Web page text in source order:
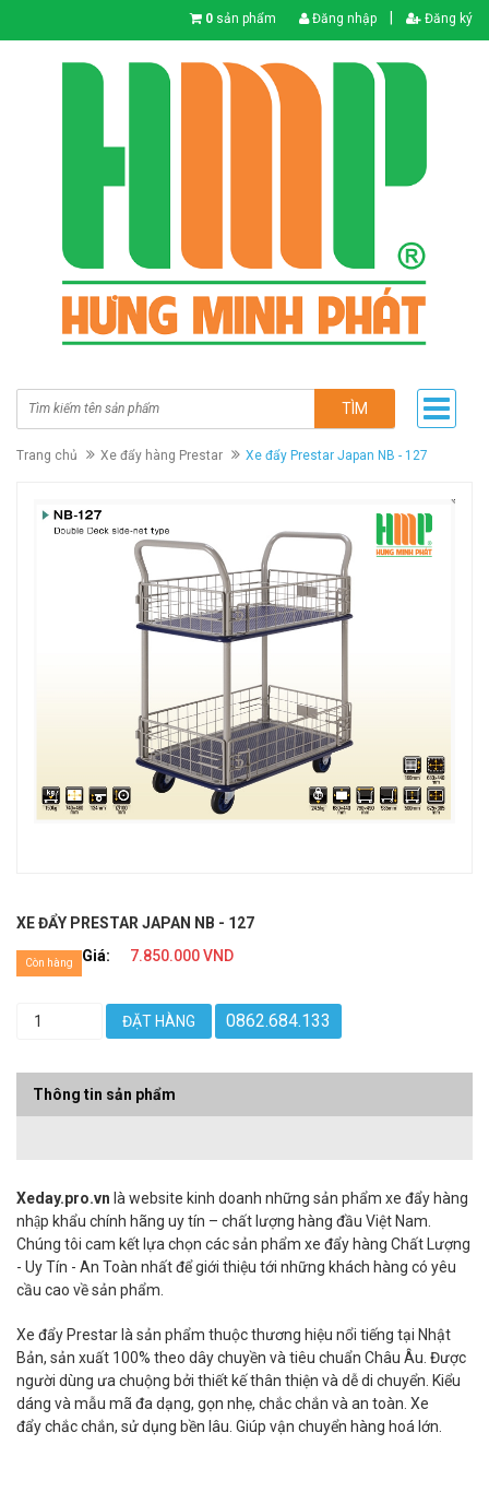
0 sản phẩm Đăng nhập Đăng ký
TÌM
Trang chủ Xe đẩy hàng Prestar Xe đẩy Prestar Japan NB - 127
XE ĐẨY PRESTAR JAPAN NB - 127
Giá:
7.850.000 VND
Còn hàng
ĐẶT HÀNG 0862.684.133
Thông tin sản phẩm
Xeday.pro.vn là website kinh doanh những sản phẩm xe đẩy hàng
nhập khẩu chính hãng uy tín – chất lượng hàng đầu Việt Nam.
Chúng tôi cam kết lựa chọn các sản phẩm xe đẩy hàng Chất Lượng
- Uy Tín - An Toàn nhất để giới thiệu tới những khách hàng có yêu
cầu cao về sản phẩm.
Xe đẩy Prestar là sản phẩm thuộc thương hiệu nổi tiếng tại Nhật
Bản, sản xuất 100% theo dây chuyền và tiêu chuẩn Châu Âu. Được
người dùng ưa chuộng bởi thiết kế thân thiện và dễ di chuyển. Kiểu
dáng và mẫu mã đa dạng, gọn nhẹ, chắc chắn và an toàn. Xe
đẩy chắc chắn, sử dụng bền lâu. Giúp vận chuyển hàng hoá lớn.